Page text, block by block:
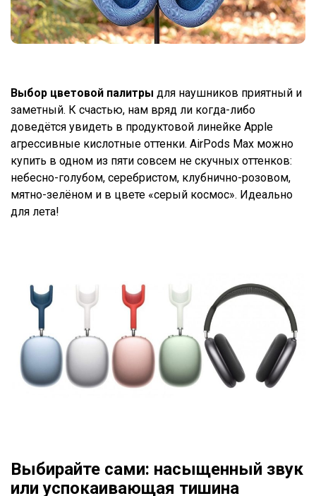
Выбор цветовой палитры для наушников приятный и
заметный. К счастью, нам вряд ли когда-либо
доведётся увидеть в продуктовой линейке Apple
агрессивные кислотные оттенки. AirPods Max можно
купить в одном из пяти совсем не скучных оттенков:
небесно-голубом, серебристом, клубнично-розовом,
мятно-зелёном и в цвете «серый космос». Идеально
для лета!
Выбирайте сами: насыщенный звук
или успокаивающая тишина